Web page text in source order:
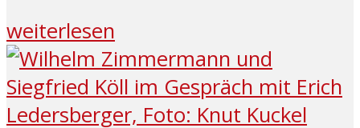
weiterlesen